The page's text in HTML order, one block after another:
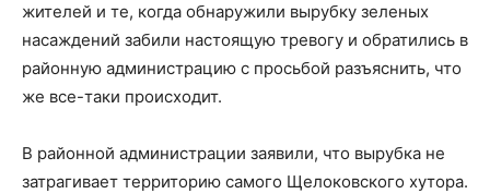
жителей и те, когда обнаружили вырубку зеленых
насаждений забили настоящую тревогу и обратились в
районную администрацию с просьбой разъяснить, что
же все-таки происходит.
В районной администрации заявили, что вырубка не
затрагивает территорию самого Щелоковского хутора.